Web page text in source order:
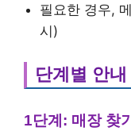
필요한 경우,
시)
단계별 안내
1단계: 매장 찾기